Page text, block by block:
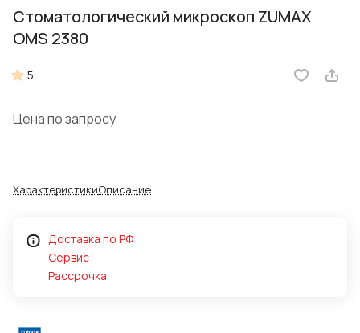
Стоматологический микроскоп ZUMAX
OMS 2380
5
Цена по запросу
ХарактеристикиОписание
Доставка по РФ
Сервис
Рассрочка